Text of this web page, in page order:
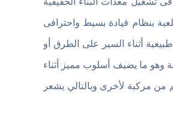
بنظام قيادة بسيط واحترافى
أثناء السير على الطرق أو
وهو ما يضيف أسلوب مميز أثناء
من مركبة لأخرى وبالتالي يشعر